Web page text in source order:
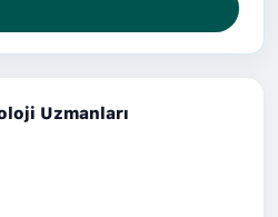
Uzmanları